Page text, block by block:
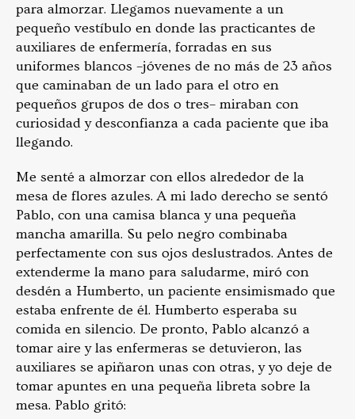
para almorzar. Llegamos nuevamente a un
pequeño vestíbulo en donde las practicantes de
auxiliares de enfermería, forradas en sus
uniformes blancos –jóvenes de no más de 23 años
que caminaban de un lado para el otro en
pequeños grupos de dos o tres– miraban con
curiosidad y desconfianza a cada paciente que iba
llegando.
Me senté a almorzar con ellos alrededor de la
mesa de flores azules. A mi lado derecho se sentó
Pablo, con una camisa blanca y una pequeña
mancha amarilla. Su pelo negro combinaba
perfectamente con sus ojos deslustrados. Antes de
extenderme la mano para saludarme, miró con
desdén a Humberto, un paciente ensimismado que
estaba enfrente de él. Humberto esperaba su
comida en silencio. De pronto, Pablo alcanzó a
tomar aire y las enfermeras se detuvieron, las
auxiliares se apiñaron unas con otras, y yo deje de
tomar apuntes en una pequeña libreta sobre la
mesa. Pablo gritó: